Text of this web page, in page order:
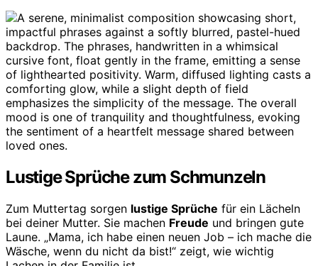
Lustige Sprüche zum Schmunzeln
Zum Muttertag sorgen lustige Sprüche für ein Lächeln
bei deiner Mutter. Sie machen Freude und bringen gute
Laune. „Mama, ich habe einen neuen Job – ich mache die
Wäsche, wenn du nicht da bist!“ zeigt, wie wichtig